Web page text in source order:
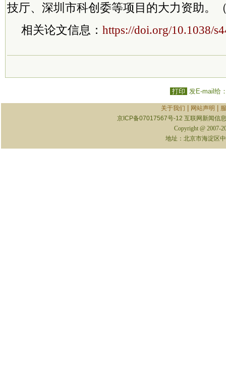
技厅、深圳市科创委等项目的大力资助。
相关论文信息： https://doi.org/10.1038/
打印 发E-mail给
关于我们 网站声明
京ICP备07017567号-12 互联网新闻信
Copyright @ 2007-
地址：北京市海淀区